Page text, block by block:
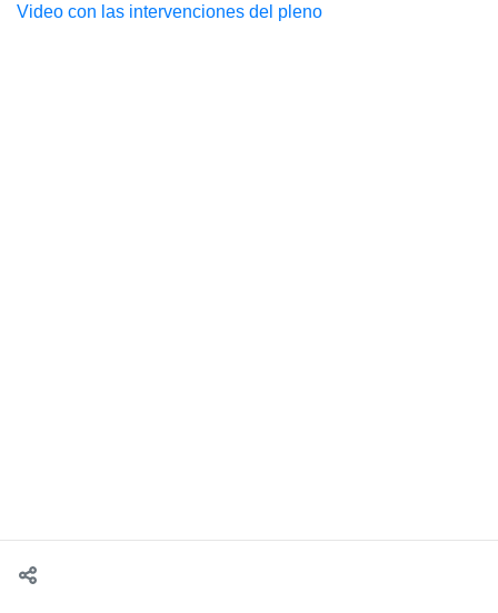
Video con las intervenciones del pleno